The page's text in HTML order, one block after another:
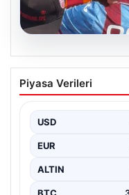
Mohamed
Galatasaraylı
Piyasa Verileri
USD
EUR
ALTIN
BTC